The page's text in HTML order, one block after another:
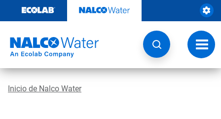
contenido
de
Inicio de Nalco Water